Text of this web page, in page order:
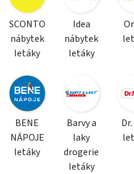
SCONTO
nábytek
letáky
Idea
nábytek
letáky
BENE
NÁPOJE
letáky
Barvy a
laky
drogerie
letáky